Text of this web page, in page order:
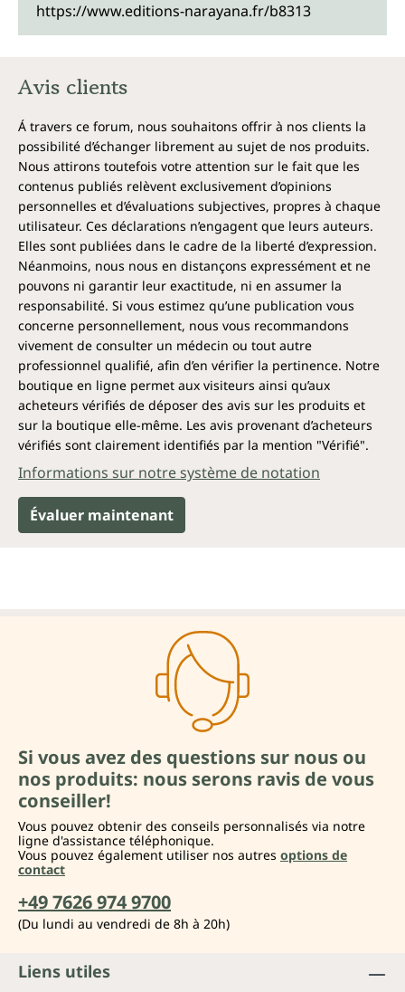
https://www.editions-narayana.fr/b8313
Avis clients
Á travers ce forum, nous souhaitons offrir à nos clients la
possibilité d’échanger librement au sujet de nos produits.
Nous attirons toutefois votre attention sur le fait que les
contenus publiés relèvent exclusivement d’opinions
personnelles et d’évaluations subjectives, propres à chaque
utilisateur. Ces déclarations n’engagent que leurs auteurs.
Elles sont publiées dans le cadre de la liberté d’expression.
Néanmoins, nous nous en distançons expressément et ne
pouvons ni garantir leur exactitude, ni en assumer la
responsabilité. Si vous estimez qu’une publication vous
concerne personnellement, nous vous recommandons
vivement de consulter un médecin ou tout autre
professionnel qualifié, afin d’en vérifier la pertinence. Notre
boutique en ligne permet aux visiteurs ainsi qu’aux
acheteurs vérifiés de déposer des avis sur les produits et
sur la boutique elle-même. Les avis provenant d’acheteurs
vérifiés sont clairement identifiés par la mention "Vérifié".
Informations sur notre système de notation
Évaluer maintenant
Si vous avez des questions sur nous ou
nos produits: nous serons ravis de vous
conseiller!
Vous pouvez obtenir des conseils personnalisés via notre
ligne d'assistance téléphonique.
Vous pouvez également utiliser nos autres options de
contact
+49 7626 974 9700
(Du lundi au vendredi de 8h à 20h)
Liens utiles